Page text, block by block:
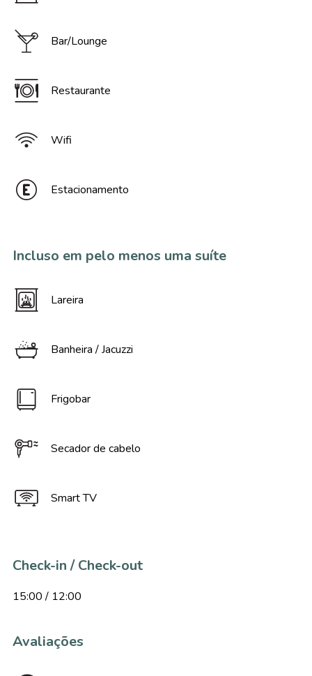
Bar/Lounge
Restaurante
Wifi
Estacionamento
Incluso em pelo menos uma suíte
Lareira
Banheira / Jacuzzi
Frigobar
Secador de cabelo
Smart TV
Check-in / Check-out
15:00 / 12:00
Avaliações